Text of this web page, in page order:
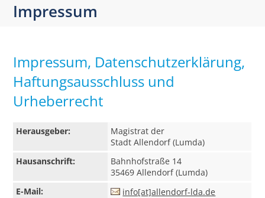
Impressum
Impressum, Datenschutzerklärung,
Haftungsausschluss und
Urheberrecht
Herausgeber:
Magistrat der
Stadt Allendorf (Lumda)
Hausanschrift:
Bahnhofstraße 14
35469 Allendorf (Lumda)
E-Mail:
info[at]allendorf-lda.de